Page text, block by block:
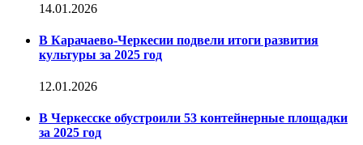
14.01.2026
В Карачаево-Черкесии подвели итоги развития
культуры за 2025 год
12.01.2026
В Черкесске обустроили 53 контейнерные площадки
за 2025 год